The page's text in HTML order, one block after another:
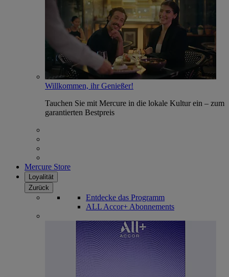
Willkommen, ihr Genießer!
Tauchen Sie mit Mercure in die lokale Kultur ein – zum
garantierten Bestpreis
Mercure Store
Loyalität
Zurück
Entdecke das Programm
ALL Accor+ Abonnements